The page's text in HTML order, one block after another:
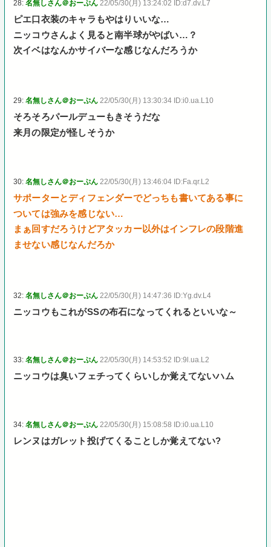
28:名無しさん＠おーぷん 22/05/30(月) 13:24:02 ID:d7.dv.L7
ピエ口衣装のキャラもやはりいいな…
ニッコウさんよく見ると南半球がやばい…？
次イベはなんかサイバーな感じなんだろうか
29:名無しさん＠おーぷん 22/05/30(月) 13:30:34 ID:i0.ua.L10
そろそろパールデューもきそうだな
来月の限定が怪しそうか
30:名無しさん＠おーぷん 22/05/30(月) 13:46:04 ID:Fa.qr.L2
サポーターとディフェンダーでどっちも書いてある事に
ついては強みを感じない…
まぁ回すだろうけどアタッカー以外はインフレの段階進
ませない感じなんだろか
32:名無しさん＠おーぷん 22/05/30(月) 14:47:36 ID:Yg.dv.L4
ニッコウもこれがSSの布石になってくれるといいな～
33:名無しさん＠おーぷん 22/05/30(月) 14:53:52 ID:9l.ua.L2
ニッコウは臭いフェチってくらいしか覚えてないハム
34:名無しさん＠おーぷん 22/05/30(月) 15:08:58 ID:i0.ua.L10
レンヌはガレット投げてくることしか覚えてない?